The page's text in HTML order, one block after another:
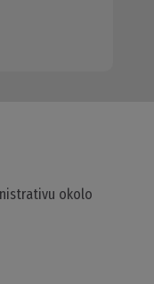
okolo